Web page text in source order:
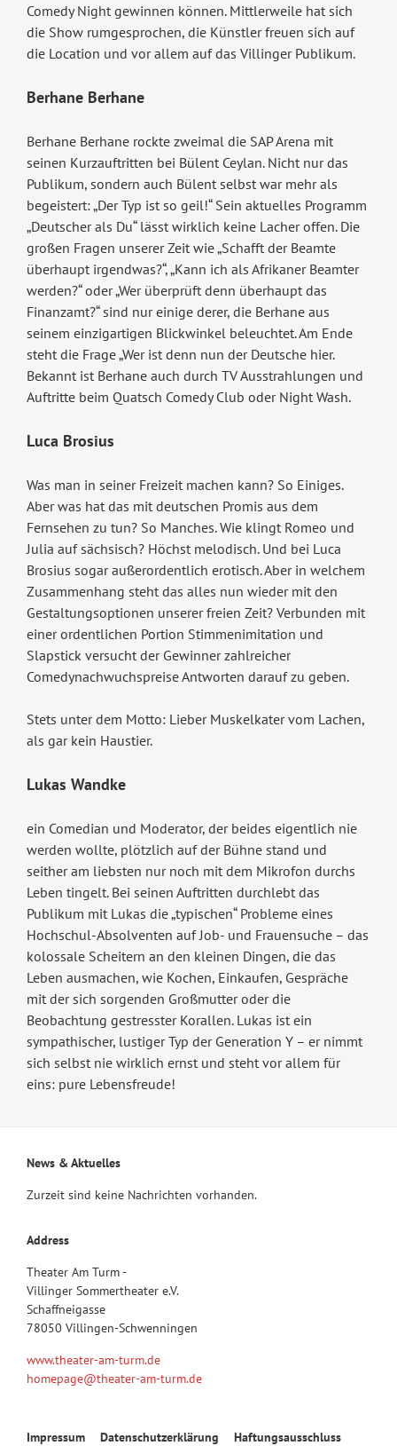
Comedy Night gewinnen können. Mittlerweile hat sich
die Show rumgesprochen, die Künstler freuen sich auf
die Location und vor allem auf das Villinger Publikum.
Berhane Berhane
Berhane Berhane rockte zweimal die SAP Arena mit
seinen Kurzauftritten bei Bülent Ceylan. Nicht nur das
Publikum, sondern auch Bülent selbst war mehr als
begeistert: „Der Typ ist so geil!“ Sein aktuelles Programm
„Deutscher als Du“ lässt wirklich keine Lacher offen. Die
großen Fragen unserer Zeit wie „Schafft der Beamte
überhaupt irgendwas?“, „Kann ich als Afrikaner Beamter
werden?“ oder „Wer überprüft denn überhaupt das
Finanzamt?“ sind nur einige derer, die Berhane aus
seinem einzigartigen Blickwinkel beleuchtet. Am Ende
steht die Frage „Wer ist denn nun der Deutsche hier.
Bekannt ist Berhane auch durch TV Ausstrahlungen und
Auftritte beim Quatsch Comedy Club oder Night Wash.
Luca Brosius
Was man in seiner Freizeit machen kann? So Einiges.
Aber was hat das mit deutschen Promis aus dem
Fernsehen zu tun? So Manches. Wie klingt Romeo und
Julia auf sächsisch? Höchst melodisch. Und bei Luca
Brosius sogar außerordentlich erotisch. Aber in welchem
Zusammenhang steht das alles nun wieder mit den
Gestaltungsoptionen unserer freien Zeit? Verbunden mit
einer ordentlichen Portion Stimmenimitation und
Slapstick versucht der Gewinner zahlreicher
Comedynachwuchspreise Antworten darauf zu geben.
Stets unter dem Motto: Lieber Muskelkater vom Lachen,
als gar kein Haustier.
Lukas Wandke
ein Comedian und Moderator, der beides eigentlich nie
werden wollte, plötzlich auf der Bühne stand und
seither am liebsten nur noch mit dem Mikrofon durchs
Leben tingelt. Bei seinen Auftritten durchlebt das
Publikum mit Lukas die „typischen“ Probleme eines
Hochschul-Absolventen auf Job- und Frauensuche – das
kolossale Scheitern an den kleinen Dingen, die das
Leben ausmachen, wie Kochen, Einkaufen, Gespräche
mit der sich sorgenden Großmutter oder die
Beobachtung gestresster Korallen. Lukas ist ein
sympathischer, lustiger Typ der Generation Y – er nimmt
sich selbst nie wirklich ernst und steht vor allem für
eins: pure Lebensfreude!
News & Aktuelles
Zurzeit sind keine Nachrichten vorhanden.
Address
Theater Am Turm -
Villinger Sommertheater e.V.
Schaffneigasse
78050 Villingen-Schwenningen
www.theater-am-turm.de
homepage@theater-am-turm.de
Navigation
Impressum Datenschutzerklärung Haftungsausschluss